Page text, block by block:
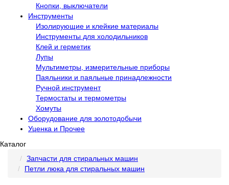
Кнопки, выключатели
Инструменты
Изолирующие и клейкие материалы
Инструменты для холодильников
Клей и герметик
Лупы
Мультиметры, измерительные приборы
Паяльники и паяльные принадлежности
Ручной инструмент
Термостаты и термометры
Хомуты
Оборудование для золотодобычи
Уценка и Прочее
Каталог
Запчасти для стиральных машин
Петли люка для стиральных машин